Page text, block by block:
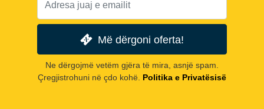
Më dërgoni oferta!
Ne dërgojmë vetëm gjëra të mira, asnjë spam.
Çregjistrohuni në çdo kohë. Politika e Privatësisë